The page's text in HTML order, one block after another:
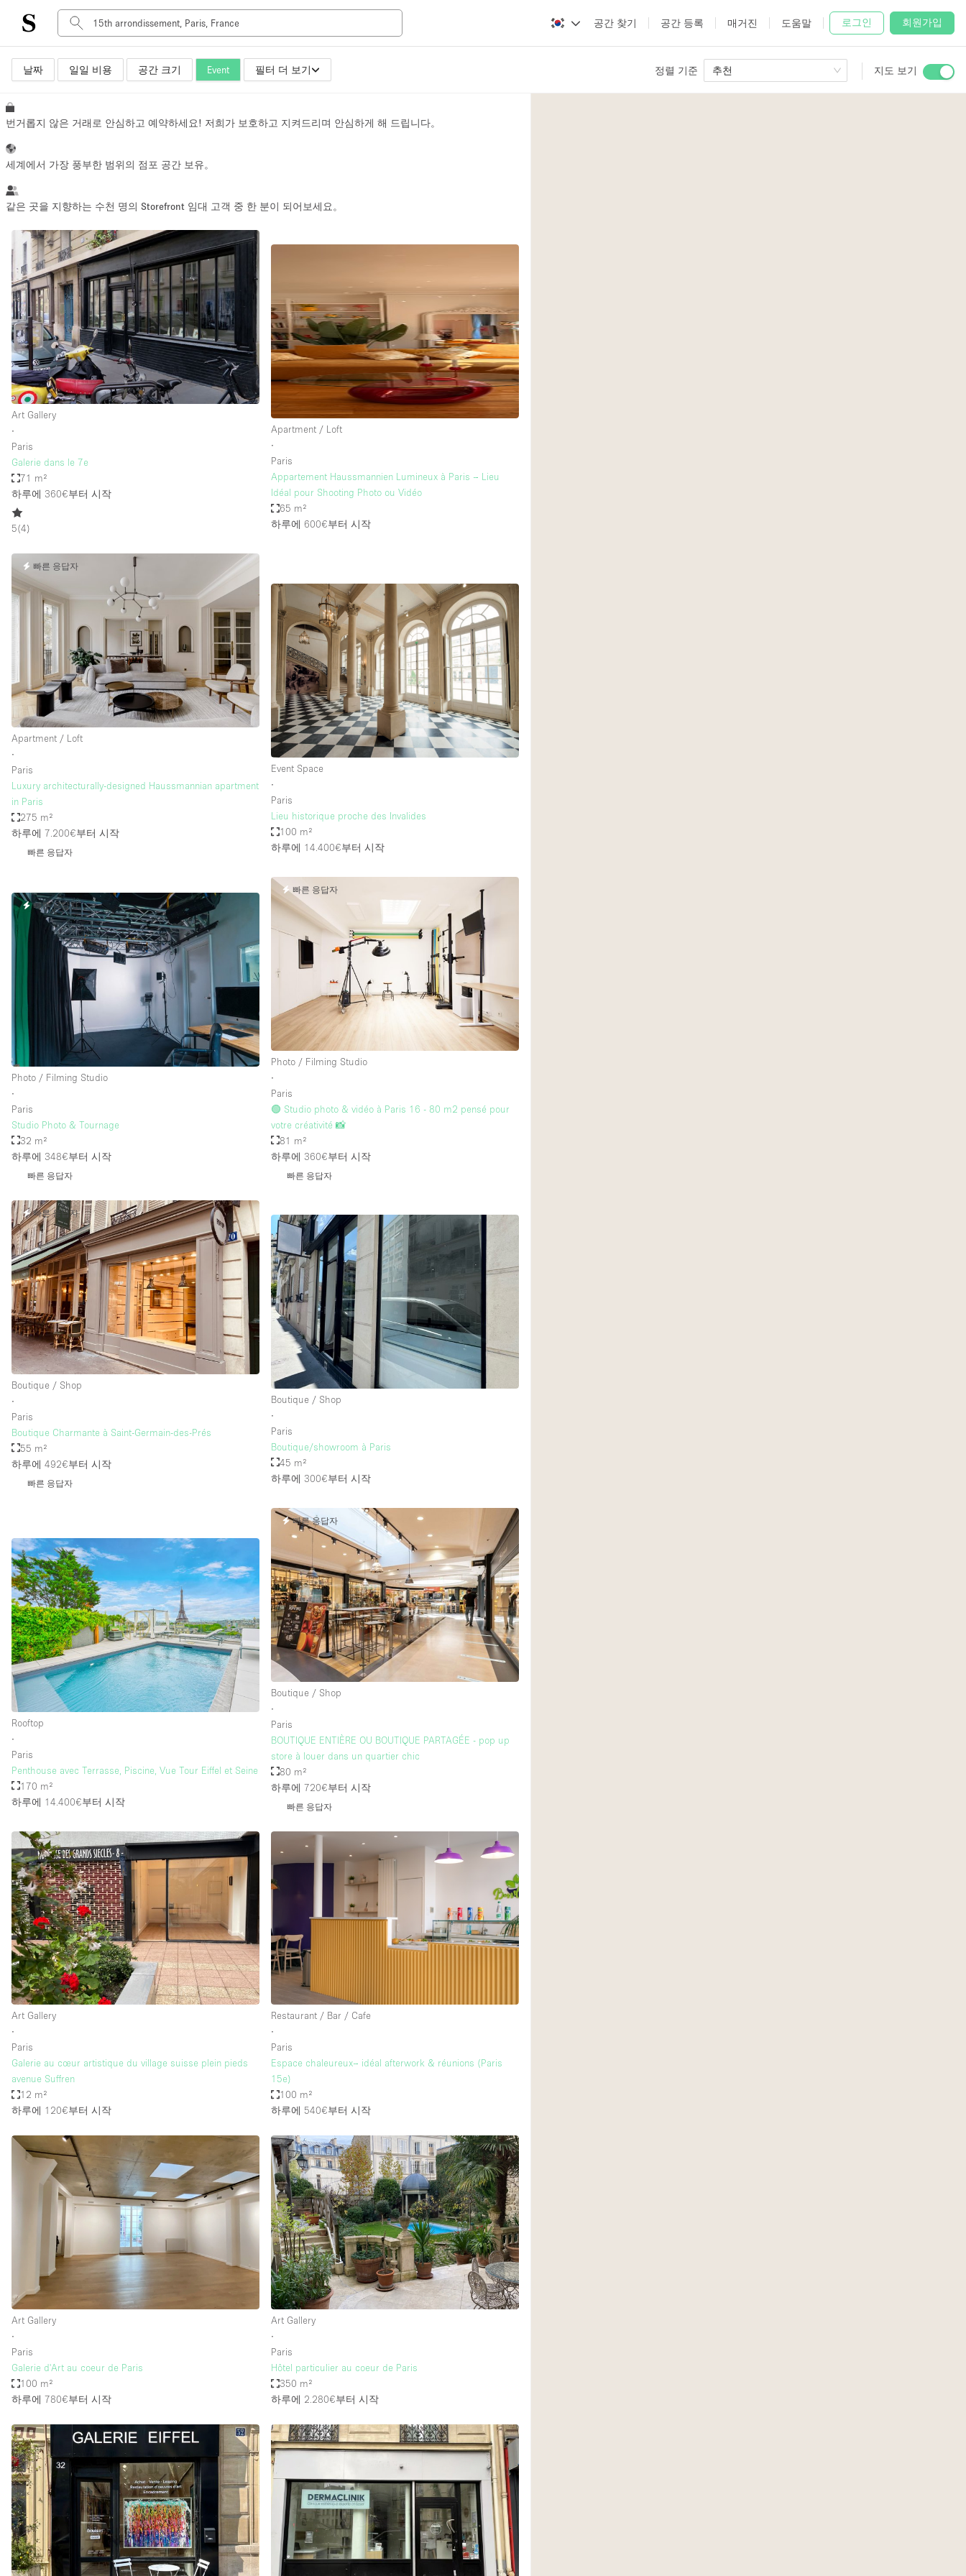
공간 찾기 공간 등록 매거진 도움말 로그인 회원가입
날짜 일일 비용 공간 크기 Event 필터 더 보기 정렬 기준 추천 지도 보기
공간 유형 Advertisement Space
Boat
Event Space
Mall Shop
Meeting Space
Other
Restaurant / Bar / Cafe
Salon
Stall / Market Stall
Unique Space
Electricity
Garden
Ground Floor
Haussmann Style
Industrial
Kitchen
Lighting
Office Equipment
Stunning View
Toilets
Whitebox / Minimal
층 / 접근성: 지하층
위치한 거리
테라스
번거롭지 않은 거래로 안심하고 예약하세요! 저희가 보호하고 지켜드리며 안심하게 해 드립니다。
세계에서 가장 풍부한 범위의 점포 공간 보유。
같은 곳을 지향하는 수천 명의 Storefront 임대 고객 중 한 분이 되어보세요。
Art Gallery
∙
Paris
Galerie dans le 7e
71 m²
하루에 360€부터 시작
5(4)
Apartment / Loft
∙
Paris
Appartement Haussmannien Lumineux à Paris – Lieu
Idéal pour Shooting Photo ou Vidéo
65 m²
하루에 600€부터 시작
빠른 응답자
Apartment / Loft
∙
Paris
Luxury architecturally-designed Haussmannian apartment
in Paris
275 m²
하루에 7.200€부터 시작
빠른 응답자
Event Space
∙
Paris
Lieu historique proche des Invalides
100 m²
하루에 14.400€부터 시작
빠른 응답자
Photo / Filming Studio
∙
Paris
Studio Photo & Tournage
32 m²
하루에 348€부터 시작
빠른 응답자
빠른 응답자
Photo / Filming Studio
∙
Paris
🟢 Studio photo & vidéo à Paris 16 - 80 m2 pensé pour
votre créativité 📸
81 m²
하루에 360€부터 시작
빠른 응답자
빠른 응답자
Boutique / Shop
∙
Paris
Boutique Charmante à Saint-Germain-des-Prés
55 m²
하루에 492€부터 시작
빠른 응답자
Boutique / Shop
∙
Paris
Boutique/showroom à Paris
45 m²
하루에 300€부터 시작
Rooftop
∙
Paris
Penthouse avec Terrasse, Piscine, Vue Tour Eiffel et Seine
170 m²
하루에 14.400€부터 시작
빠른 응답자
Boutique / Shop
∙
Paris
BOUTIQUE ENTIÈRE OU BOUTIQUE PARTAGÉE - pop up
store à louer dans un quartier chic
80 m²
하루에 720€부터 시작
빠른 응답자
Art Gallery
∙
Paris
Galerie au cœur artistique du village suisse plein pieds
avenue Suffren
12 m²
하루에 120€부터 시작
Restaurant / Bar / Cafe
∙
Paris
Espace chaleureux– idéal afterwork & réunions (Paris
15e)
100 m²
하루에 540€부터 시작
Art Gallery
∙
Paris
Galerie d'Art au coeur de Paris
100 m²
하루에 780€부터 시작
Art Gallery
∙
Paris
Hôtel particulier au coeur de Paris
350 m²
하루에 2.280€부터 시작